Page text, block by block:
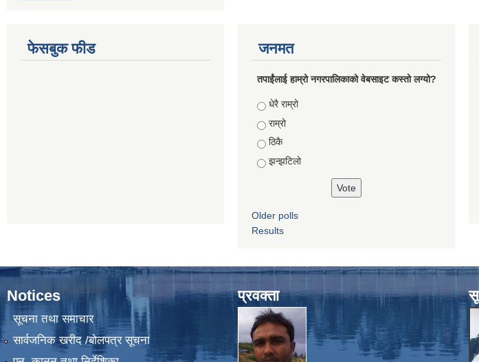
फेसबुक फीड जनमत
तपाईंलाई हाम्रो नगरपालिकाको वेबसाइट कस्तो लग्यो?
Choices
धेरै राम्रो
राम्रो
ठिकै
झन्झटिलो
Older polls
Results
Notices
सूचना तथा समाचार
सार्वजनिक खरीद /बोलपत्र सूचना
प्रवक्ता